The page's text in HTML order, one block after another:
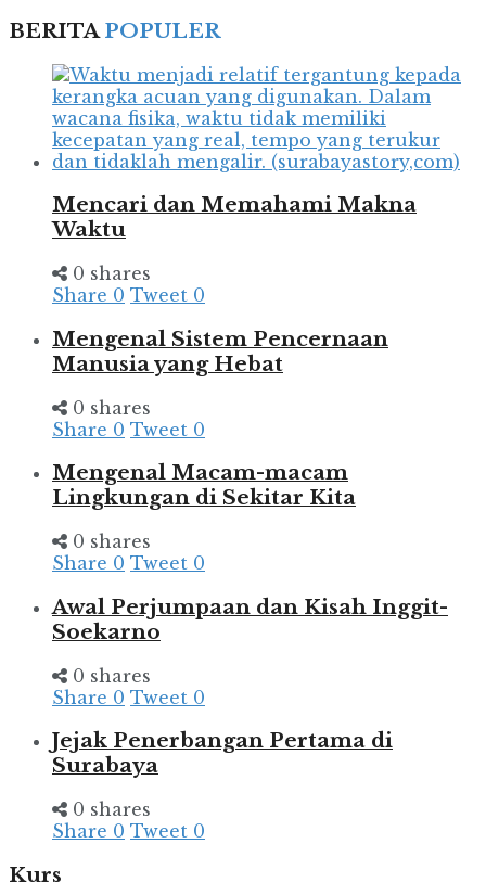
BERITAPOPULER
Mencari dan Memahami Makna
Waktu
0 shares
Share 0 Tweet 0
Mengenal Sistem Pencernaan
Manusia yang Hebat
0 shares
Share 0 Tweet 0
Mengenal Macam-macam
Lingkungan di Sekitar Kita
0 shares
Share 0 Tweet 0
Awal Perjumpaan dan Kisah Inggit-
Soekarno
0 shares
Share 0 Tweet 0
Jejak Penerbangan Pertama di
Surabaya
0 shares
Share 0 Tweet 0
Kurs